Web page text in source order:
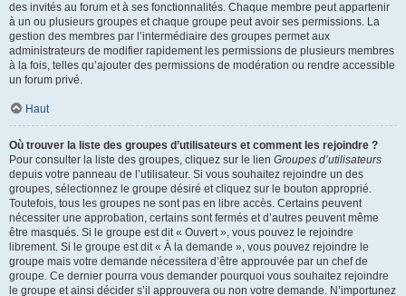
des invités au forum et à ses fonctionnalités. Chaque membre peut appartenir
à un ou plusieurs groupes et chaque groupe peut avoir ses permissions. La
gestion des membres par l’intermédiaire des groupes permet aux
administrateurs de modifier rapidement les permissions de plusieurs membres
à la fois, telles qu’ajouter des permissions de modération ou rendre accessible
un forum privé.
Haut
Où trouver la liste des groupes d’utilisateurs et comment les rejoindre ?
Pour consulter la liste des groupes, cliquez sur le lien Groupes d’utilisateurs
depuis votre panneau de l’utilisateur. Si vous souhaitez rejoindre un des
groupes, sélectionnez le groupe désiré et cliquez sur le bouton approprié.
Toutefois, tous les groupes ne sont pas en libre accès. Certains peuvent
nécessiter une approbation, certains sont fermés et d’autres peuvent même
être masqués. Si le groupe est dit « Ouvert », vous pouvez le rejoindre
librement. Si le groupe est dit « À la demande », vous pouvez rejoindre le
groupe mais votre demande nécessitera d’être approuvée par un chef de
groupe. Ce dernier pourra vous demander pourquoi vous souhaitez rejoindre
le groupe et ainsi décider s’il approuvera ou non votre demande. N’importunez